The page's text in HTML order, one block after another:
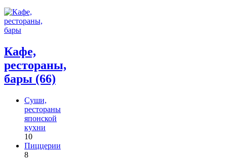
Кафе,
рестораны,
бары (66)
Суши,
рестораны
японской
кухни
10
Пиццерии
8